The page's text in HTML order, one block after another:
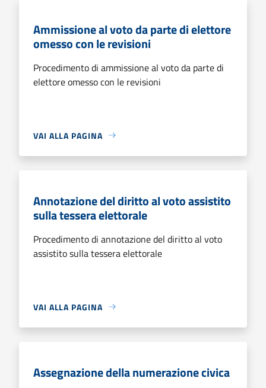
Ammissione al voto da parte di elettore
omesso con le revisioni
Procedimento di ammissione al voto da parte di
elettore omesso con le revisioni
VAI ALLA PAGINA
Annotazione del diritto al voto assistito
sulla tessera elettorale
Procedimento di annotazione del diritto al voto
assistito sulla tessera elettorale
VAI ALLA PAGINA
Assegnazione della numerazione civica